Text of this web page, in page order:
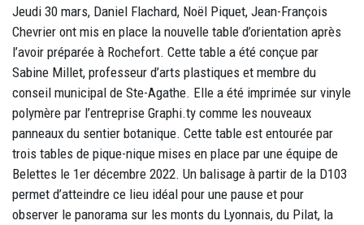
Jeudi 30 mars, Daniel Flachard, Noël Piquet, Jean-François
Chevrier ont mis en place la nouvelle table d’orientation après
l’avoir préparée à Rochefort. Cette table a été conçue par
Sabine Millet, professeur d’arts plastiques et membre du
conseil municipal de Ste-Agathe. Elle a été imprimée sur vinyle
polymère par l’entreprise Graphi.ty comme les nouveaux
panneaux du sentier botanique. Cette table est entourée par
trois tables de pique-nique mises en place par une équipe de
Belettes le 1er décembre 2022. Un balisage à partir de la D103
permet d’atteindre ce lieu idéal pour une pause et pour
observer le panorama sur les monts du Lyonnais, du Pilat, la